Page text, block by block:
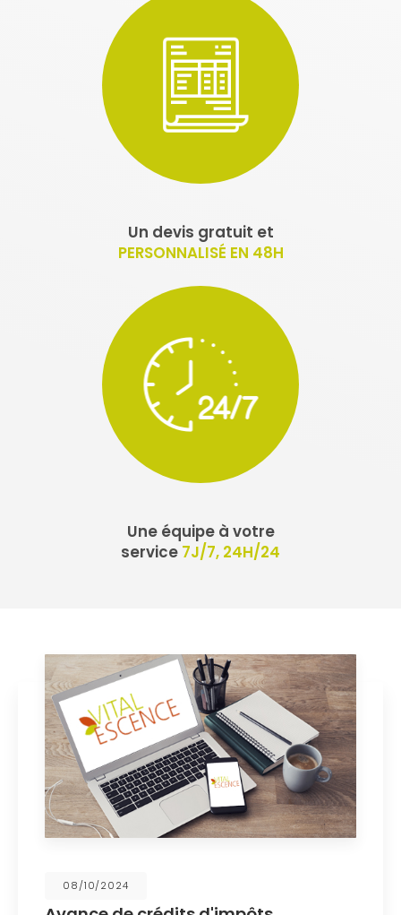
Un devis gratuit et
PERSONNALISÉ EN 48H
Une équipe à votre
service 7J/7, 24H/24
08/10/2024